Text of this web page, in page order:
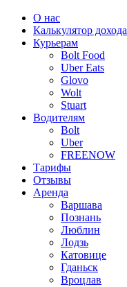
О нас
Калькулятор дохода
Курьерам
Bolt Food
Uber Eats
Glovo
Wolt
Stuart
Водителям
Bolt
Uber
FREENOW
Тарифы
Отзывы
Аренда
Варшава
Познань
Люблин
Лодзь
Катовице
Гданьск
Вроцлав